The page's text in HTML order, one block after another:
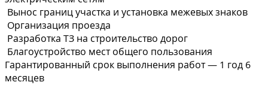
Вынос границ участка и установка межевых знаков
Организация проезда
Разработка ТЗ на строительство дорог
Благоустройство мест общего пользования
Гарантированный срок выполнения работ — 1 год 6
месяцев